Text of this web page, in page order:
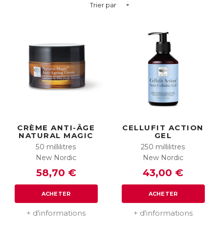
Trier par
CRÈME ANTI-ÂGE
NATURAL MAGIC
50 millilitres
New Nordic
58,70 €
ACHETER
+ d'informations
CELLUFIT ACTION
GEL
250 millilitres
New Nordic
43,00 €
ACHETER
+ d'informations